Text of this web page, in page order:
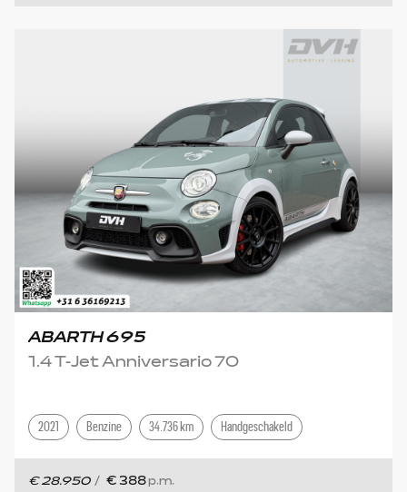
ABARTH 695
1.4 T-Jet Anniversario 70
2021 Benzine 34.736 km Handgeschakeld
€ 28.950 / € 388p.m.